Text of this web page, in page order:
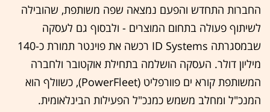
החברות התחדש והפעם נמצאה שפה משותפת, שהובילה
לשיתוף פעולה בתחום המוצרים - ולבסוף גם לעסקה
שבמסגרתה ID Systems רכשה את פוינטר תמורת כ-140
מיליון דולר. העסקה הושלמה בתחילת אוקטובר ולחברה
המשותפת קורא ים פוורפליט (PowerFleet), כשוולף הוא
המנכ"ל ומחלב משמש כמנכ"ל הפעילות הבינלאומית.